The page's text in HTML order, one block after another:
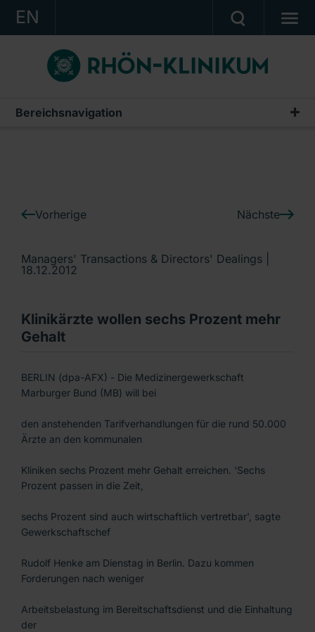
EN
KONZERN
KLINIKEN
KARRIERE
Ein Unternehmen der RHÖN-KLINIKUM AG
Bereichsnavigation
IR-News
Vorherige Nächste
Managers' Transactions & Directors' Dealings |
18.12.2012
Klinikärzte wollen sechs Prozent mehr
Gehalt
BERLIN (dpa-AFX) - Die Medizinergewerkschaft
Marburger Bund (MB) will bei
den anstehenden Tarifverhandlungen für die rund 50.000
Ärzte an den kommunalen
Kliniken sechs Prozent mehr Gehalt erreichen. 'Sechs
Prozent passen in die Zeit,
sechs Prozent sind auch wirtschaftlich vertretbar', sagte
Gewerkschaftschef
Rudolf Henke am Dienstag in Berlin. Dazu kommen
Forderungen nach weniger
Arbeitsbelastung im Bereitschaftsdienst und die Einhaltung
der